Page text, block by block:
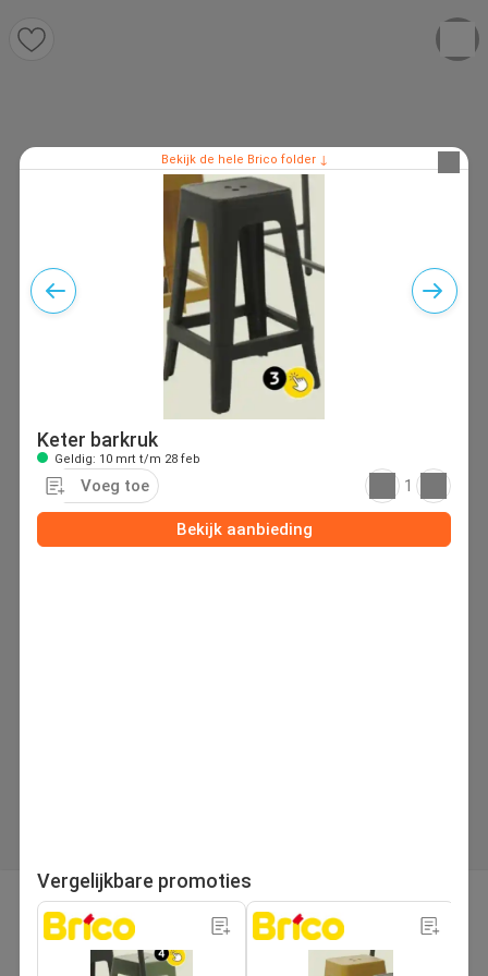
pagina
1/280
Bekijk de hele Brico folder ↓
Keter barkruk
Geldig: 10 mrt t/m 28 feb
Voeg toe 1
Bekijk aanbieding
Vergelijkbare promoties